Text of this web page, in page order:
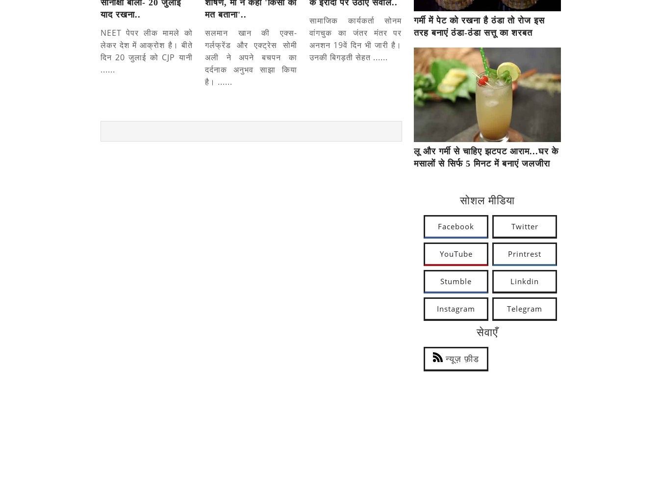
सोनाक्षी बोलीं- 20 जुलाई
याद रखना..
NEET पेपर लीक मामले को
लेकर देश में आक्रोश है। बीते
दिन 20 जुलाई को CJP यानी
......
शोषण, मां ने कहा 'किसी को
मत बताना'..
सलमान खान की एक्स-
गर्लफ्रेंड और एक्ट्रेस सोमी
अली ने अपने बचपन का
दर्दनाक अनुभव साझा किया
है। ......
के इरादों पर उठाए सवाल..
सामाजिक कार्यकर्ता सोनम
वांगचुक का जंतर मंतर पर
अनशन 19वें दिन भी जारी है।
उनकी बिगड़ती सेहत ......
गर्मी में पेट को रखना है ठंडा तो रोज इस
तरह बनाएं ठंडा-ठंडा सत्तू का शरबत
लू और गर्मी से चाहिए झटपट आराम...घर के
मसालों से सिर्फ 5 मिनट में बनाएं जलजीरा
सोशल मीडिया
Facebook Twitter
YouTube Printrest
Stumble Linkdin
Instagram Telegram
सेवाएँ
न्यूज़ फ़ीड